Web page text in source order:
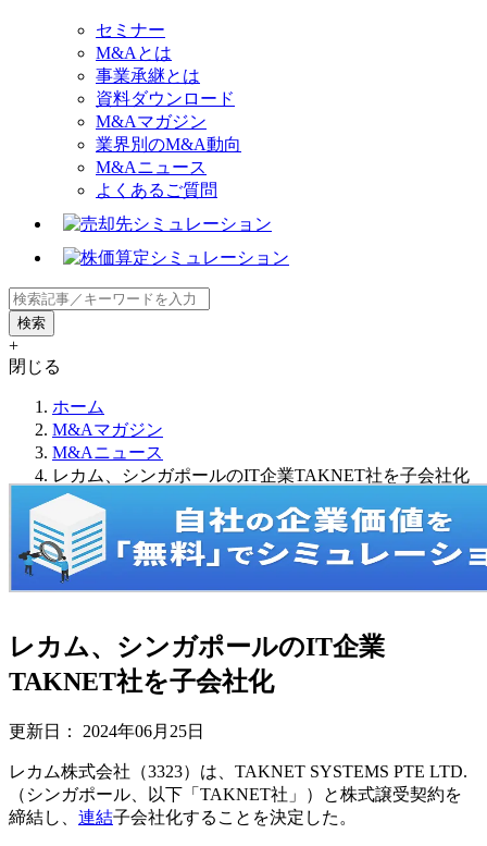
セミナー
M&Aとは
事業承継とは
資料ダウンロード
M&Aマガジン
業界別のM&A動向
M&Aニュース
よくあるご質問
+
閉じる
ホーム
M&Aマガジン
M&Aニュース
レカム、シンガポールのIT企業TAKNET社を子会社化
レカム、シンガポールのIT企業
TAKNET社を子会社化
更新日： 2024年06月25日
レカム株式会社（3323）は、TAKNET SYSTEMS PTE LTD.
（シンガポール、以下「TAKNET社」）と株式譲受契約を
締結し、 連結子会社化することを決定した。